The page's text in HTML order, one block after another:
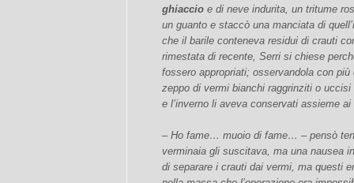
ghiaccio e di neve indurita, un tritume
un guanto e staccò una manciata di
che il barile conteneva residui di crauti
rimestata di recente, Serri si chiese
fossero appropriati; osservandola con
zeppo di vermi bianchi raggrinziti o
e l’inverno li aveva conservati assieme
– Ho fame… muoio di fame… – pensò
verminaia gli suscitava, ma una nausea
di separare i crauti dai vermi, ma questi